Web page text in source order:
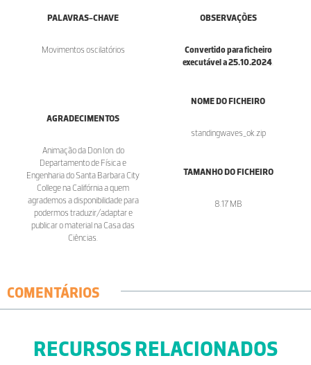
PALAVRAS-CHAVE
Movimentos oscilatórios
OBSERVAÇÕES
Convertido para ficheiro
executável a 25.10.2024.
AGRADECIMENTOS
Animação da Don Ion. do
Departamento de Física e
Engenharia do Santa Barbara City
College na Califórnia a quem
agrademos a disponibilidade para
podermos traduzir/adaptar e
publicar o material na Casa das
Ciências.
NOME DO FICHEIRO
standingwaves_ok.zip
TAMANHO DO FICHEIRO
8.17 MB
COMENTÁRIOS
RECURSOS RELACIONADOS